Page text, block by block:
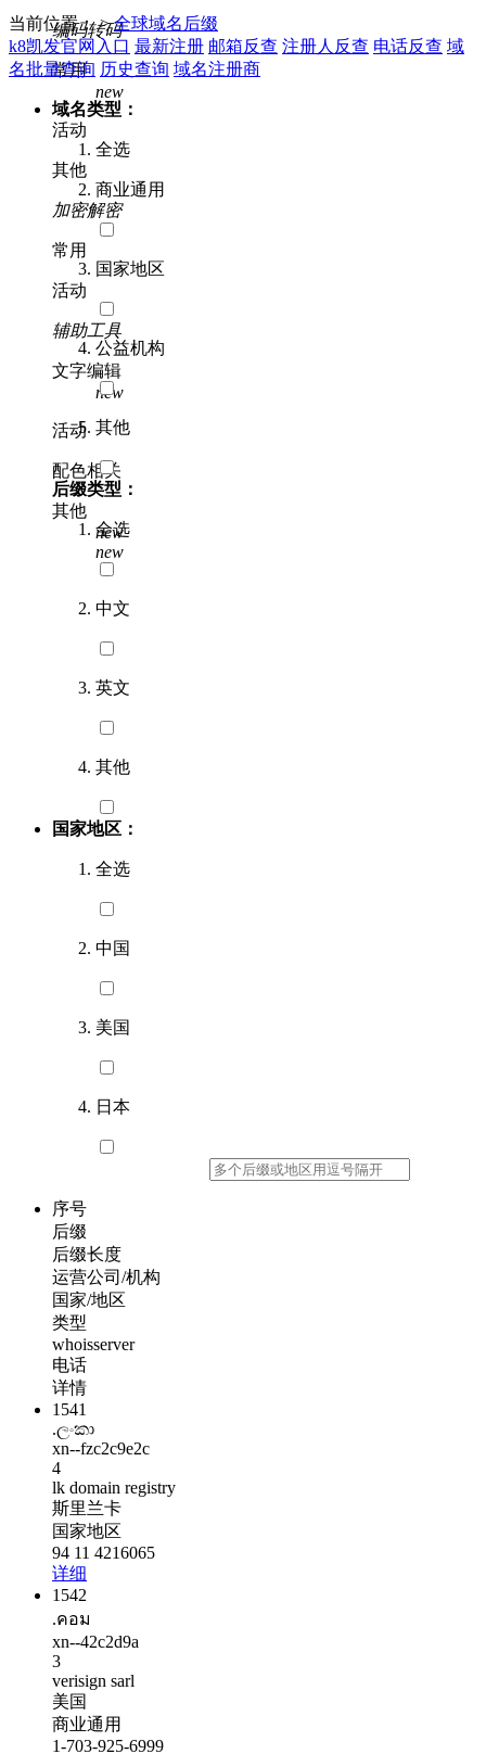
编码转码
常用
new
活动
其他
加密解密
常用
活动
辅助工具
文字编辑
new
活动
配色相关
其他
new
new
当前位置： >全球域名后缀
k8凯发官网入口 最新注册 邮箱反查 注册人反查 电话反查 域
名批量查询 历史查询 域名注册商
域名类型：
全选
商业通用
国家地区
公益机构
其他
后缀类型：
全选
中文
英文
其他
国家地区：
全选
中国
美国
日本
序号
后缀
后缀长度
运营公司/机构
国家/地区
类型
whoisserver
电话
详情
1541
.ලංකා
xn--fzc2c9e2c
4
lk domain registry
斯里兰卡
国家地区
94 11 4216065
详细
1542
.คอม
xn--42c2d9a
3
verisign sarl
美国
商业通用
1-703-925-6999